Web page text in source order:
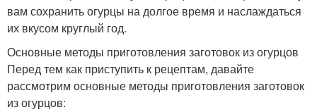
вам сохранить огурцы на долгое время и наслаждаться
их вкусом круглый год.
Основные методы приготовления заготовок из огурцов
Перед тем как приступить к рецептам, давайте
рассмотрим основные методы приготовления заготовок
из огурцов: